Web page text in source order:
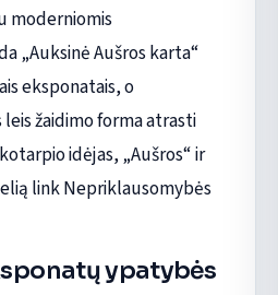
moderniomis
„Auksinė Aušros karta“
eksponatais, o
žaidimo forma atrasti
idėjas, „Aušros“ ir
link Nepriklausomybės
ypatybės